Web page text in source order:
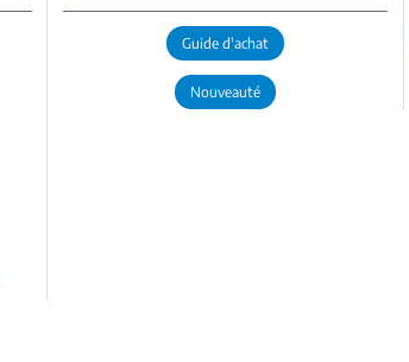
Guide d'achat
Nouveauté